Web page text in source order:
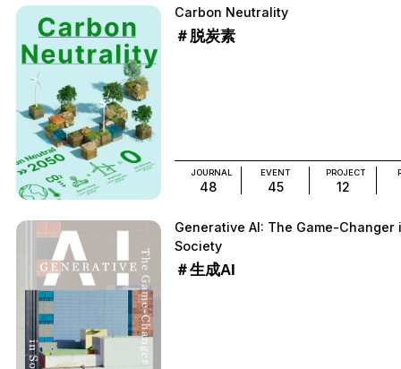
Carbon Neutrality
＃脱炭素
JOURNAL
48
EVENT
45
PROJECT
12
Generative AI: The Game-Changer
Society
＃生成AI